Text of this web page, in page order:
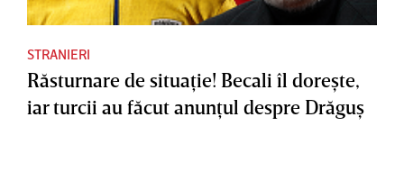
STRANIERI
Răsturnare de situaţie! Becali îl doreşte,
iar turcii au făcut anunţul despre Drăguş